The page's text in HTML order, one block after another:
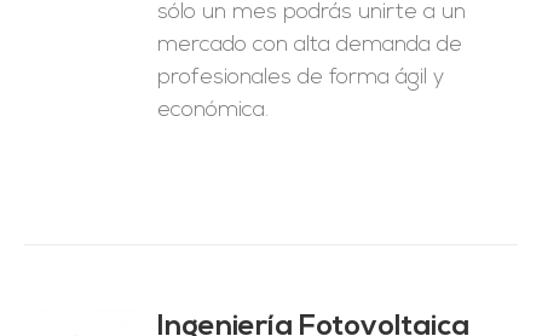
sólo un mes podrás unirte a un
mercado con alta demanda de
profesionales de forma ágil y
económica.
Ingeniería Fotovoltaica